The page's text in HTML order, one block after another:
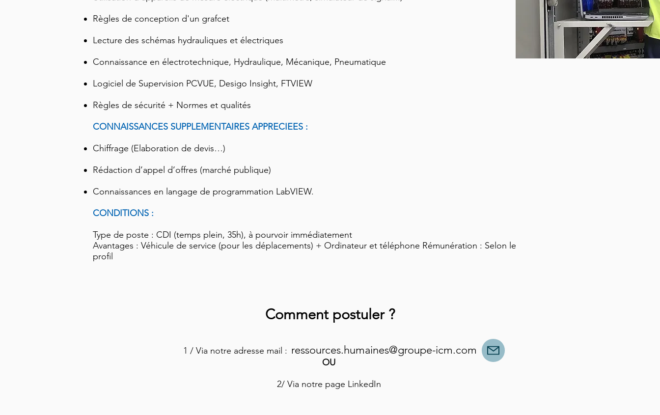
Règles de conception d'un grafcet
Lecture des schémas hydrauliques et électriques
Connaissance en électrotechnique, Hydraulique, Mécanique, Pneumatique
Logiciel de Supervision PCVUE, Desigo Insight, FTVIEW
Règles de sécurité + Normes et qualités
CONNAISSANCES SUPPLEMENTAIRES APPRECIEES :
Chiffrage (Elaboration de devis…)
Rédaction d’appel d’offres (marché publique)
Connaissances en langage de programmation LabVIEW.
CONDITIONS :
Type de poste : CDI (temps plein, 35h), à pourvoir immédiatement
Avantages : Véhicule de service (pour les déplacements) + Ordinateur et téléphone Rémunération : Selon le
profil
Comment postuler ?
1 / Via notre adresse mail : ressources.humaines@groupe-icm.com
OU
2/ Via notre page LinkedIn